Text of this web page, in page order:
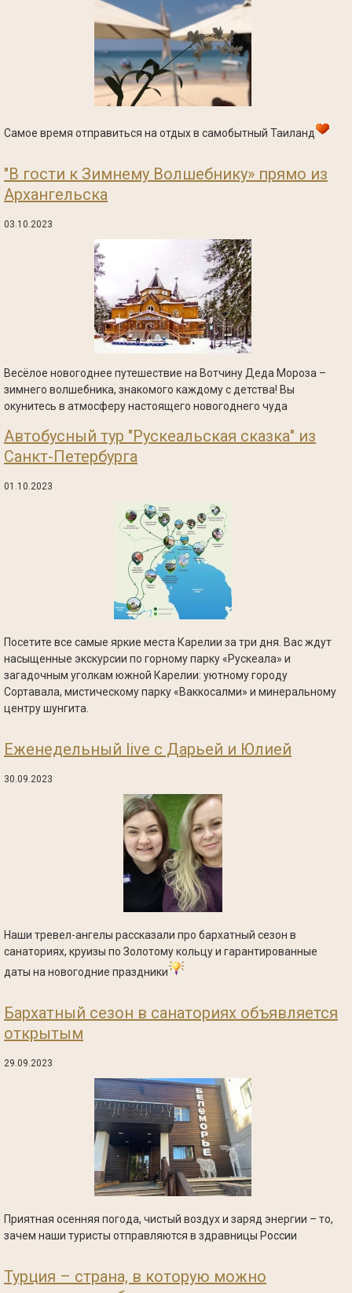
Самое время отправиться на отдых в самобытный Таиланд
"В гости к Зимнему Волшебнику» прямо из
Архангельска
03.10.2023
Весёлое новогоднее путешествие на Вотчину Деда Мороза –
зимнего волшебника, знакомого каждому с детства! Вы
окунитесь в атмосферу настоящего новогоднего чуда
Автобусный тур "Рускеальская сказка" из
Санкт-Петербурга
01.10.2023
Посетите все самые яркие места Карелии за три дня. Вас ждут
насыщенные экскурсии по горному парку «Рускеала» и
загадочным уголкам южной Карелии: уютному городу
Сортавала, мистическому парку «Ваккосалми» и минеральному
центру шунгита.
Еженедельный live с Дарьей и Юлией
30.09.2023
Наши тревел-ангелы рассказали про бархатный сезон в
санаториях, круизы по Золотому кольцу и гарантированные
даты на новогодние праздники
Бархатный сезон в санаториях объявляется
открытым
29.09.2023
Приятная осенняя погода, чистый воздух и заряд энергии – то,
зачем наши туристы отправляются в здравницы России
Турция – страна, в которую можно